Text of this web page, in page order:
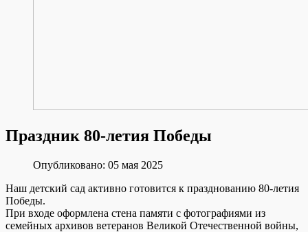
Праздник 80-летия Победы
Опубликовано: 05 мая 2025
Наш детский сад активно готовится к празднованию 80-летия
Победы.
При входе оформлена стена памяти с фотографиями из
семейных архивов ветеранов Великой Отечественной войны,